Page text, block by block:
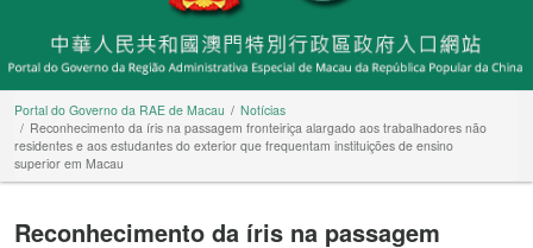
Portal do Governo da RAE de Macau
Notícias
Reconhecimento da íris na passagem fronteiriça alargado aos trabalhadores não
residentes e aos estudantes do exterior que frequentam instituições de ensino
superior em Macau
Reconhecimento da íris na passagem